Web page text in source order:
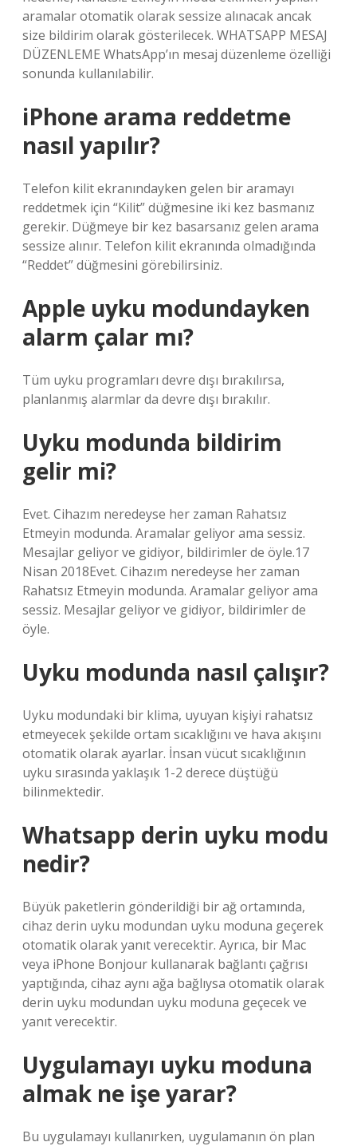
aramalar otomatik olarak sessize alınacak ancak
size bildirim olarak gösterilecek. WHATSAPP MESAJ
DÜZENLEME WhatsApp’ın mesaj düzenleme özelliği
sonunda kullanılabilir.
iPhone arama reddetme
nasıl yapılır?
Telefon kilit ekranındayken gelen bir aramayı
reddetmek için “Kilit” düğmesine iki kez basmanız
gerekir. Düğmeye bir kez basarsanız gelen arama
sessize alınır. Telefon kilit ekranında olmadığında
“Reddet” düğmesini görebilirsiniz.
Apple uyku modundayken
alarm çalar mı?
Tüm uyku programları devre dışı bırakılırsa,
planlanmış alarmlar da devre dışı bırakılır.
Uyku modunda bildirim
gelir mi?
Evet. Cihazım neredeyse her zaman Rahatsız
Etmeyin modunda. Aramalar geliyor ama sessiz.
Mesajlar geliyor ve gidiyor, bildirimler de öyle.17
Nisan 2018Evet. Cihazım neredeyse her zaman
Rahatsız Etmeyin modunda. Aramalar geliyor ama
sessiz. Mesajlar geliyor ve gidiyor, bildirimler de
öyle.
Uyku modunda nasıl çalışır?
Uyku modundaki bir klima, uyuyan kişiyi rahatsız
etmeyecek şekilde ortam sıcaklığını ve hava akışını
otomatik olarak ayarlar. İnsan vücut sıcaklığının
uyku sırasında yaklaşık 1-2 derece düştüğü
bilinmektedir.
Whatsapp derin uyku modu
nedir?
Büyük paketlerin gönderildiği bir ağ ortamında,
cihaz derin uyku modundan uyku moduna geçerek
otomatik olarak yanıt verecektir. Ayrıca, bir Mac
veya iPhone Bonjour kullanarak bağlantı çağrısı
yaptığında, cihaz aynı ağa bağlıysa otomatik olarak
derin uyku modundan uyku moduna geçecek ve
yanıt verecektir.
Uygulamayı uyku moduna
almak ne işe yarar?
Bu uygulamayı kullanırken, uygulamanın ön plan